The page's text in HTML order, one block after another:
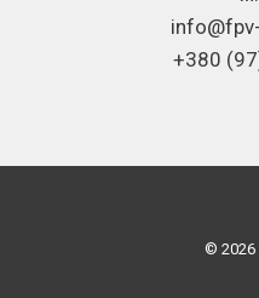
+380
© 2026